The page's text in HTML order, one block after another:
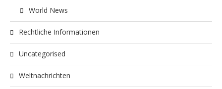
World News
Rechtliche Informationen
Uncategorised
Weltnachrichten